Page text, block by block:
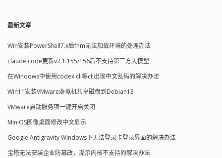
最新文章
Win安装PowerShell7.x后fnm无法加载环境的处理办法
claude code更新v2.1.155/156后不支持第三方大模型
在Windows中使用codex cli等cli出现中文乱码的解决办法
Win11安装VMware虚拟机共享磁盘到Debian13
VMware启动服务项一键开启关闭
MiniOS图像桌面修改中文显示
Google Antigravity Windows下无法登录卡登录界面的解决办法
宝塔无法安装企业防篡改，提示内核不支持的解决办法